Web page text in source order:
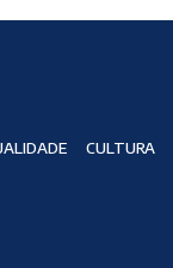
CULTURA